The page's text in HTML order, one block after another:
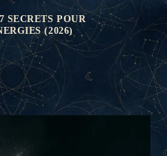
SECRETS POUR
(2026)